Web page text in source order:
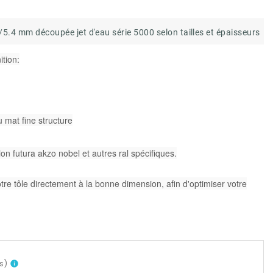
mm découpée jet d'eau série 5000 selon tailles et épaisseurs
mat fine structure
futura akzo nobel et autres ral spécifiques.
tôle directement à la bonne dimension, afin d'optimiser votre
) info